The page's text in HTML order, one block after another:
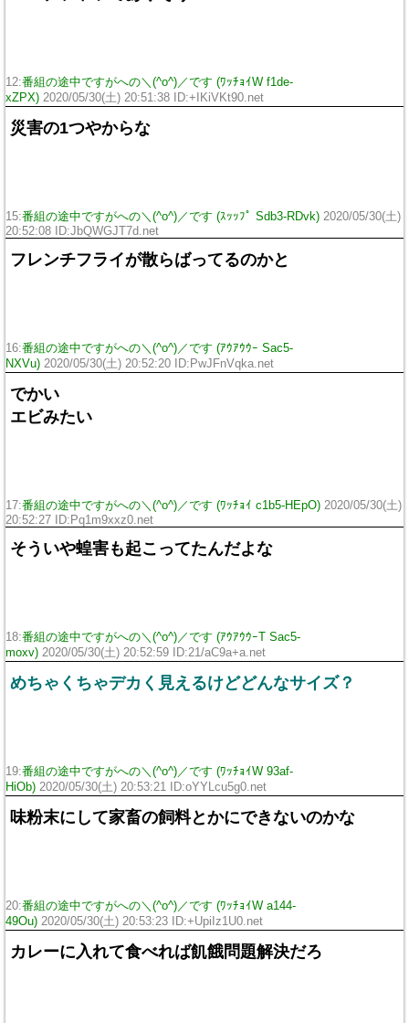
12:番組の途中ですがへの＼(^o^)／です (ﾜｯﾁｮｲW f1de-
xZPX) 2020/05/30(土) 20:51:38 ID:+IKiVKt90.net
災害の1つやからな
15:番組の途中ですがへの＼(^o^)／です (ｽｯｯﾌﾟ Sdb3-RDvk) 2020/05/30(土)
20:52:08 ID:JbQWGJT7d.net
フレンチフライが散らばってるのかと
16:番組の途中ですがへの＼(^o^)／です (ｱｳｱｳｳｰ Sac5-
NXVu) 2020/05/30(土) 20:52:20 ID:PwJFnVqka.net
でかい
エビみたい
17:番組の途中ですがへの＼(^o^)／です (ﾜｯﾁｮｲ c1b5-HEpO) 2020/05/30(土)
20:52:27 ID:Pq1m9xxz0.net
そういや蝗害も起こってたんだよな
18:番組の途中ですがへの＼(^o^)／です (ｱｳｱｳｳｰT Sac5-
moxv) 2020/05/30(土) 20:52:59 ID:21/aC9a+a.net
めちゃくちゃデカく見えるけどどんなサイズ？
19:番組の途中ですがへの＼(^o^)／です (ﾜｯﾁｮｲW 93af-
HiOb) 2020/05/30(土) 20:53:21 ID:oYYLcu5g0.net
味粉末にして家畜の飼料とかにできないのかな
20:番組の途中ですがへの＼(^o^)／です (ﾜｯﾁｮｲW a144-
49Ou) 2020/05/30(土) 20:53:23 ID:+UpiIz1U0.net
カレーに入れて食べれば飢餓問題解決だろ